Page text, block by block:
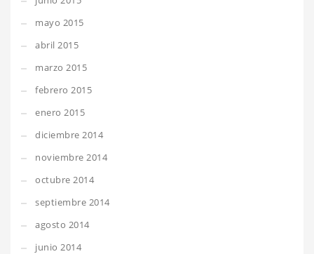
mayo 2015
abril 2015
marzo 2015
febrero 2015
enero 2015
diciembre 2014
noviembre 2014
octubre 2014
septiembre 2014
agosto 2014
junio 2014